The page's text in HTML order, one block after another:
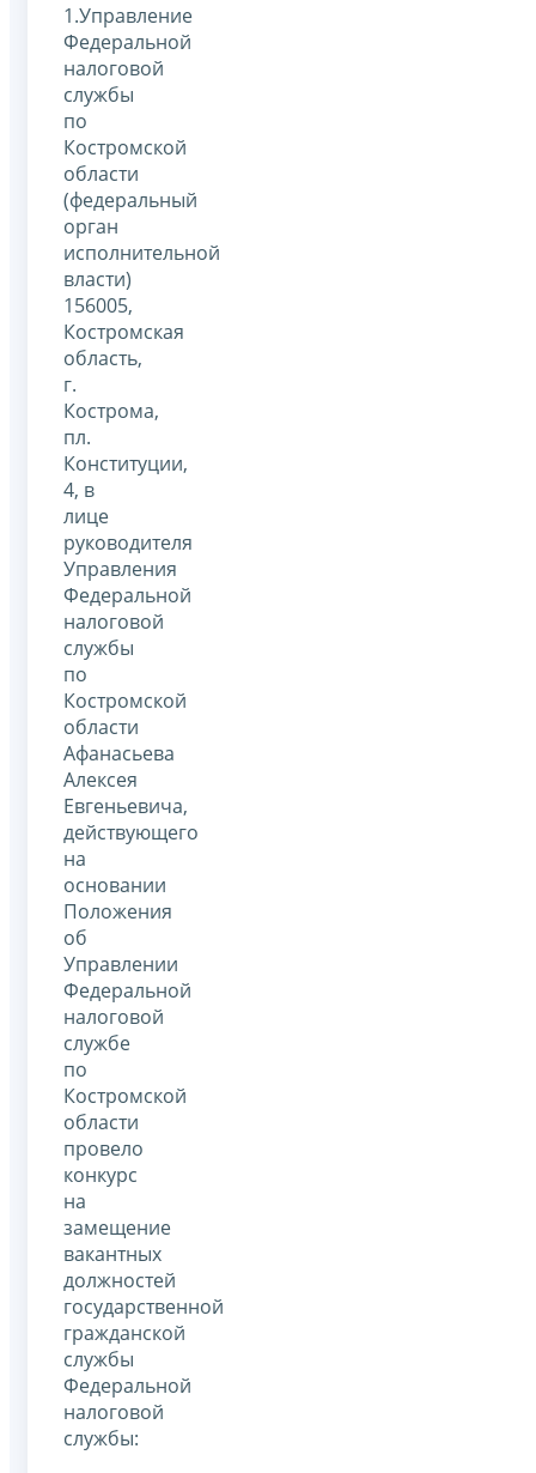
1.Управление
Федеральной
налоговой
службы
по
Костромской
области
(федеральный
орган
исполнительной
власти)
156005,
Костромская
область,
г.
Кострома,
пл.
Конституции,
4, в
лице
руководителя
Управления
Федеральной
налоговой
службы
по
Костромской
области
Афанасьева
Алексея
Евгеньевича,
действующего
на
основании
Положения
об
Управлении
Федеральной
налоговой
службе
по
Костромской
области
провело
конкурс
на
замещение
вакантных
должностей
государственной
гражданской
службы
Федеральной
налоговой
службы: